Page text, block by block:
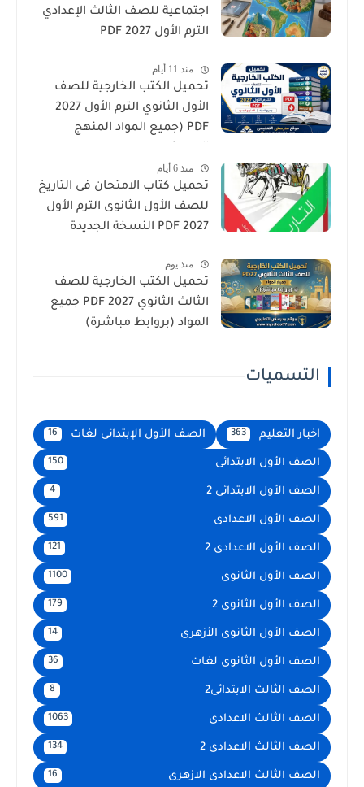
اجتماعية للصف الثالث الإعدادي
الترم الأول 2027 PDF
منذ 11 أيام
تحميل الكتب الخارجية للصف
الأول الثانوي الترم الأول 2027
PDF (جميع المواد المنهج
منذ 6 أيام
تحميل كتاب الامتحان فى التاريخ
للصف الأول الثانوى الترم الأول
2027 PDF النسخة الجديدة
منذ يوم
تحميل الكتب الخارجية للصف
الثالث الثانوي 2027 PDF جميع
المواد (بروابط مباشرة)
التسميات
اخبار التعليم 363 الصف الأول الإبتدائى لغات 16
الصف الأول الابتدائى 150
الصف الأول الابتدائى 2 4
الصف الأول الاعدادى 591
الصف الأول الاعدادى 2 121
الصف الأول الثانوى 1100
الصف الأول الثانوى 2 179
الصف الأول الثانوى الأزهرى 14
الصف الأول الثانوى لغات 36
الصف الثالث الابتدائى2 8
الصف الثالث الاعدادى 1063
الصف الثالث الاعدادى 2 134
الصف الثالث الاعدادى الازهرى 16